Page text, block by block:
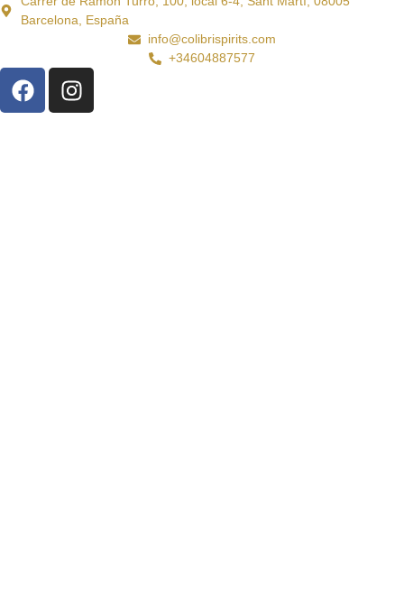
Barcelona, España
info@colibrispirits.com
+34604887577